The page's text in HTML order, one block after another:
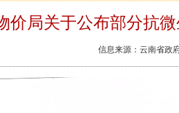
价局关于公布部分抗
信息来源：云南省政